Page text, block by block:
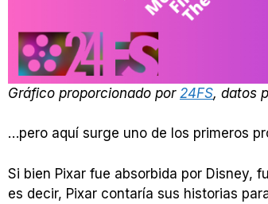
Gráfico proporcionado por 24FS, datos
…pero aquí surge uno de los primeros
Si bien Pixar fue absorbida por Disney,
es decir, Pixar contaría sus historias